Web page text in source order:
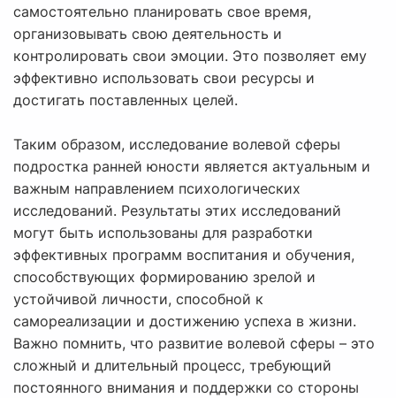
самостоятельно планировать свое время,
организовывать свою деятельность и
контролировать свои эмоции. Это позволяет ему
эффективно использовать свои ресурсы и
достигать поставленных целей.
Таким образом, исследование волевой сферы
подростка ранней юности является актуальным и
важным направлением психологических
исследований. Результаты этих исследований
могут быть использованы для разработки
эффективных программ воспитания и обучения,
способствующих формированию зрелой и
устойчивой личности, способной к
самореализации и достижению успеха в жизни.
Важно помнить, что развитие волевой сферы – это
сложный и длительный процесс, требующий
постоянного внимания и поддержки со стороны